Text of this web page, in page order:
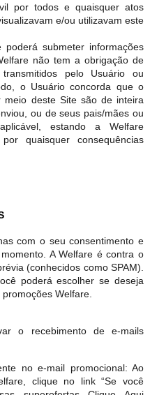
por todos e quaisquer atos
e/ou utilizavam este
submeter informações
não tem a obrigação de
pelo Usuário ou
o Usuário concorda que o
meio deste Site são de inteira
ou de seus pais/mães ou
estando a Welfare
quaisquer consequências
com o seu consentimento e
A Welfare é contra o
(conhecidos como SPAM).
poderá escolher se deseja
Welfare.
o recebimento de e-mails
no e-mail promocional: Ao
clique no link “Se você